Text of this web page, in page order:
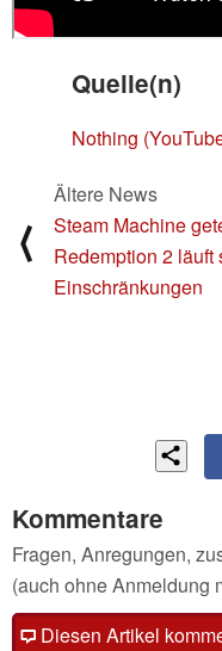
Quelle(n)
Nothing
⟨
Ältere News
Steam Machine
Redemption 2 läuft
Einschränkungen
Kommentare
Fragen, Anregungen,
(auch ohne Anmeldung
Diesen Artikel